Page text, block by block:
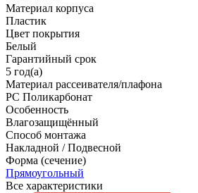
Материал корпуса
Пластик
Цвет покрытия
Белый
Гарантийный срок
5 год(а)
Материал рассеивателя/плафона
PC Поликарбонат
Особенность
Влагозащищённый
Способ монтажа
Накладной / Подвесной
Форма (сечение)
Прямоугольный
Все характеристики